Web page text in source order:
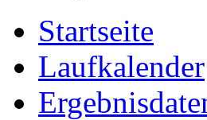
Startseite
Laufkalender